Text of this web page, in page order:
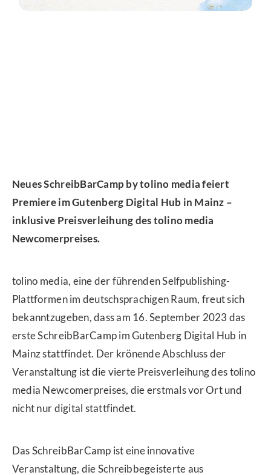
Neues SchreibBarCamp by tolino media feiert
Premiere im Gutenberg Digital Hub in Mainz –
inklusive Preisverleihung des tolino media
Newcomerpreises.
tolino media, eine der führenden Selfpublishing-
Plattformen im deutschsprachigen Raum, freut sich
bekanntzugeben, dass am 16. September 2023 das
erste SchreibBarCamp im Gutenberg Digital Hub in
Mainz stattfindet. Der krönende Abschluss der
Veranstaltung ist die vierte Preisverleihung des tolino
media Newcomerpreises, die erstmals vor Ort und
nicht nur digital stattfindet.
Das SchreibBarCamp ist eine innovative
Veranstaltung, die Schreibbegeisterte aus